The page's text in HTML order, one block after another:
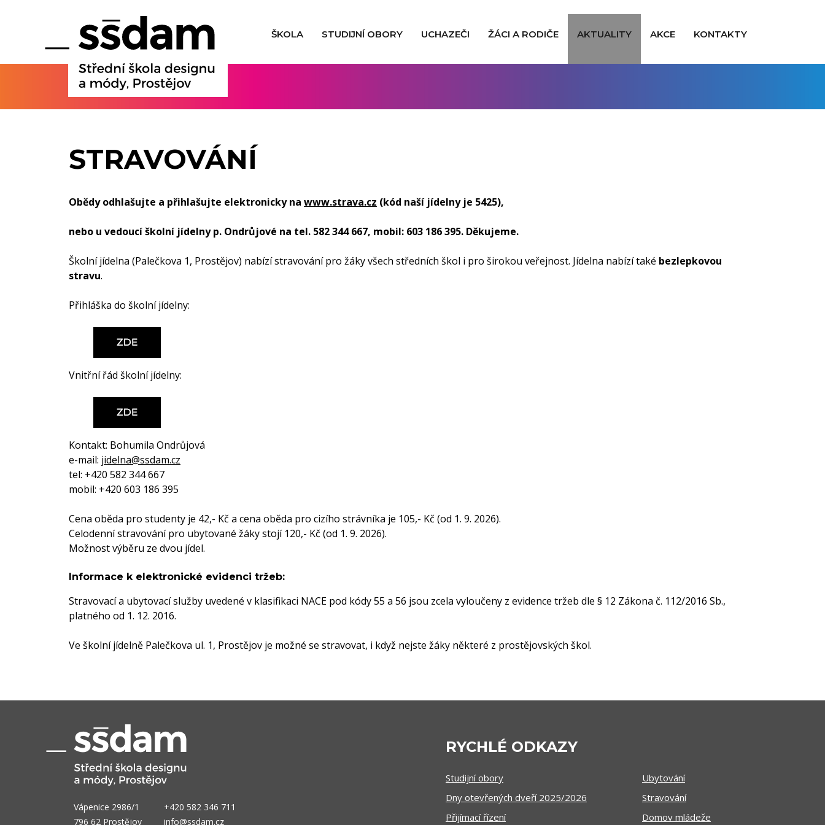
ŠKOLA STUDIJNÍ OBORY UCHAZEČI ŽÁCI A RODIČE AKTUALITY AKCE KONTAKTY
STRAVOVÁNÍ
Obědy odhlašujte a přihlašujte elektronicky na www.strava.cz (kód naší jídelny je 5425),
nebo u vedoucí školní jídelny p. Ondrůjové na tel. 582 344 667, mobil: 603 186 395. Děkujeme.
Školní jídelna (Palečkova 1, Prostějov) nabízí stravování pro žáky všech středních škol i pro širokou veřejnost. Jídelna nabízí také bezlepkovou
stravu.
Přihláška do školní jídelny:
Vnitřní řád školní jídelny:
Kontakt: Bohumila Ondrůjová
e-mail: jidelna@ssdam.cz
tel: +420 582 344 667
mobil: +420 603 186 395
Cena oběda pro studenty je 42,- Kč a cena oběda pro cizího strávníka je 105,- Kč (od 1. 9. 2026).
Celodenní stravování pro ubytované žáky stojí 120,- Kč (od 1. 9. 2026).
Možnost výběru ze dvou jídel.
Informace k elektronické evidenci tržeb:
Stravovací a ubytovací služby uvedené v klasifikaci NACE pod kódy 55 a 56 jsou zcela vyloučeny z evidence tržeb dle § 12 Zákona č. 112/2016 Sb.,
platného od 1. 12. 2016.
Ve školní jídelně Palečkova ul. 1, Prostějov je možné se stravovat, i když nejste žáky některé z prostějovských škol.
Vápenice 2986/1
796 62 Prostějov
+420 582 346 711
info@ssdam.cz
RYCHLÉ ODKAZY
Studijní obory
Dny otevřených dveří 2025/2026
Přijímací řízení
Ubytování
Stravování
Domov mládeže